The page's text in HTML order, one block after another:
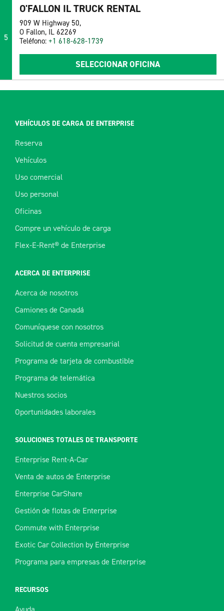
5
O'FALLON IL TRUCK RENTAL
909 W Highway 50,
O Fallon, IL 62269
Teléfono: +1 618-628-1739
SELECCIONAR OFICINA
VEHÍCULOS DE CARGA DE ENTERPRISE
Reserva
Vehículos
Uso comercial
Uso personal
Oficinas
Compre un vehículo de carga
Flex-E-Rent® de Enterprise
ACERCA DE ENTERPRISE
Acerca de nosotros
Camiones de Canadá
Comuníquese con nosotros
Solicitud de cuenta empresarial
Programa de tarjeta de combustible
Programa de telemática
Nuestros socios
Oportunidades laborales
SOLUCIONES TOTALES DE TRANSPORTE
Enterprise Rent-A-Car
Venta de autos de Enterprise
Enterprise CarShare
Gestión de flotas de Enterprise
Commute with Enterprise
Exotic Car Collection by Enterprise
Programa para empresas de Enterprise
RECURSOS